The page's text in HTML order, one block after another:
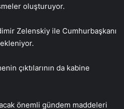
oluşturuyor.
Zelenskiy ile Cumhurbaşkanı
çıktılarının da kabine
önemli gündem maddeleri